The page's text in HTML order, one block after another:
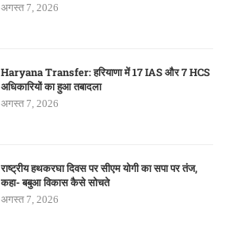
अगस्त 7, 2026
Haryana Transfer: हरियाणा में 17 IAS और 7 HCS
अधिकारियों का हुआ तबादला
अगस्त 7, 2026
राष्ट्रीय हथकरघा दिवस पर सीएम योगी का सपा पर तंज,
कहा- बबुआ विकास कैसे सोचते
अगस्त 7, 2026